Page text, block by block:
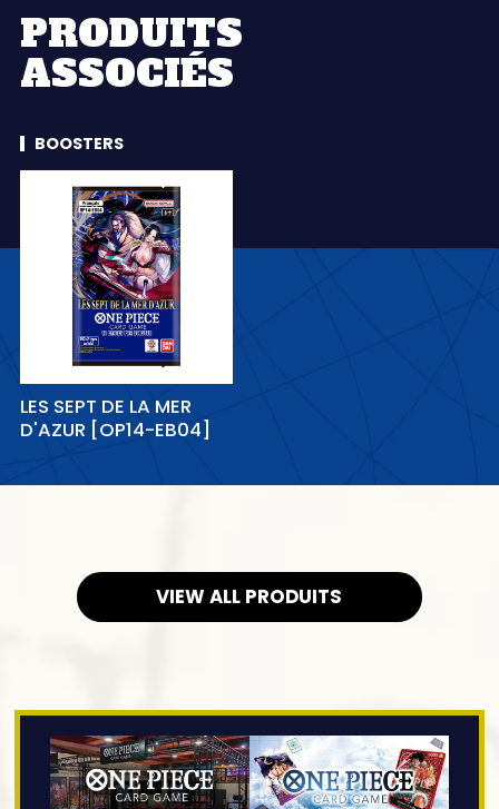
PRODUITS
ASSOCIÉS
BOOSTERS
LES SEPT DE LA MER
D'AZUR [OP14-EB04]
VIEW ALL PRODUITS